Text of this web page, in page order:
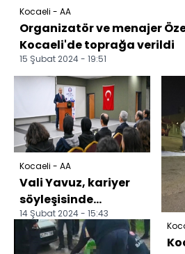
Kocaeli - AA
Organizatör ve menajer
Kocaeli'de toprağa verildi
15 Şubat 2024 - 19:51
Kocaeli - AA
Vali Yavuz, kariyer
söyleşisinde
öğrencilerle bir
araya geldi
14 Şubat 2024 - 15:43